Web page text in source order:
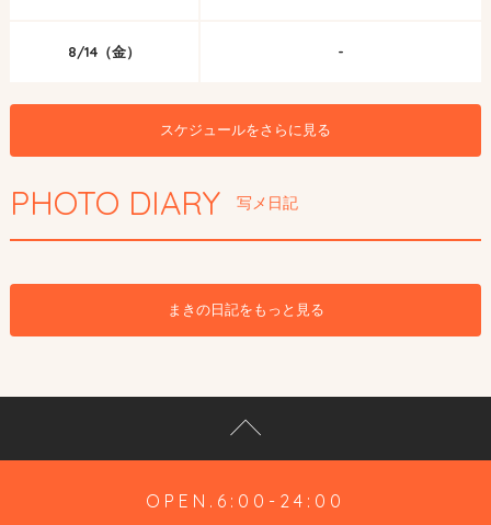
8/14（金） -
スケジュールをさらに見る
PHOTO DIARY 写メ日記
まきの日記をもっと見る
OPEN.6:00-24:00